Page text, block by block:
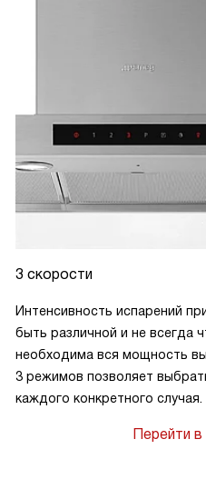
3 скорости
Интенсивность испарений
быть различной и не всегда
необходима вся мощность
3 режимов позволяет
каждого конкретного случая.
Перейти в